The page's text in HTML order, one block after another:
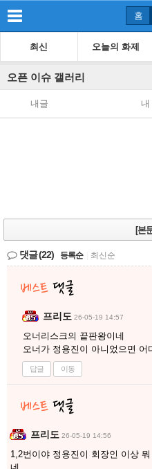
홈
최신 오늘의 화제
오픈 이슈 갤러리
내글 내
[본
댓글(22) 등록순 최신순
프리도 26-05-19 14:57
오너리스크의 끝판왕이네
오너가 정용진이 아니었으면
답글 이동
프리도 26-05-19 14:56
1,2번이야 정용진이 회장인 이상